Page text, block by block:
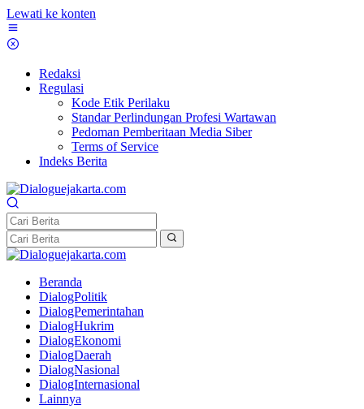
Lewati ke konten
Redaksi
Regulasi
Kode Etik Perilaku
Standar Perlindungan Profesi Wartawan
Pedoman Pemberitaan Media Siber
Terms of Service
Indeks Berita
Beranda
DialogPolitik
DialogPemerintahan
DialogHukrim
DialogEkonomi
DialogDaerah
DialogNasional
DialogInternasional
Lainnya